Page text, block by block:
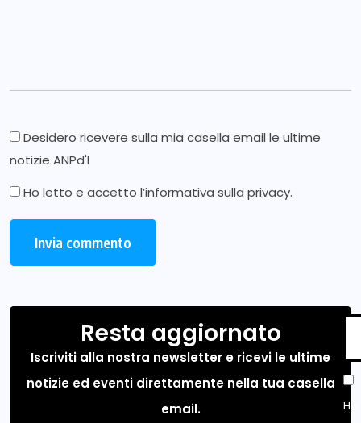
Desidero ricevere sulla mia casella email le ultime
notizie ANPd'I
Ho letto e accetto l’informativa sulla privacy.
Resta aggiornato
Iscriviti alla nostra newsletter e ricevi le ultime
notizie ed eventi direttamente nella tua casella
email.